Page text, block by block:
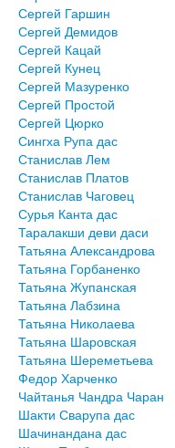
Сергей Гаршин
Сергей Демидов
Сергей Кацай
Сергей Кунец
Сергей Мазуренко
Сергей Простой
Сергей Цюрко
Сингха Рупа дас
Станислав Лем
Станислав Платов
Станислав Чаговец
Сурья Канта дас
Таралакши деви даси
Татьяна Александрова
Татьяна Горбаненко
Татьяна Жупанская
Татьяна Лабзина
Татьяна Николаева
Татьяна Шаровская
Татьяна Шереметьева
Федор Харченко
Чайтанья Чандра Чаран
Шакти Сварупа дас
Шачинандана дас